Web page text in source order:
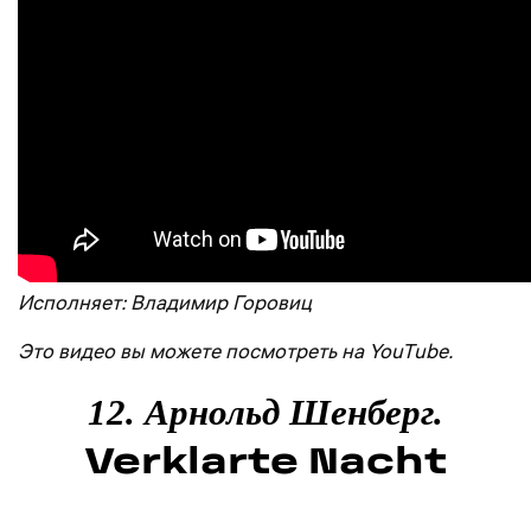
Исполняет: Владимир Горовиц
Это видео вы можете посмотреть на YouTube.
12. Арнольд Шенберг.
Verklarte Nacht